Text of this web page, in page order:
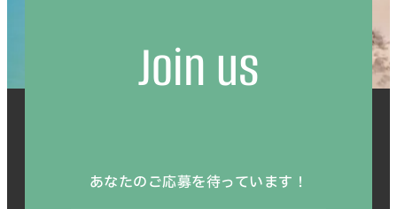
Join us
あなたのご応募を待っています！